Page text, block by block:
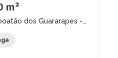
m²
dos Guararapes -